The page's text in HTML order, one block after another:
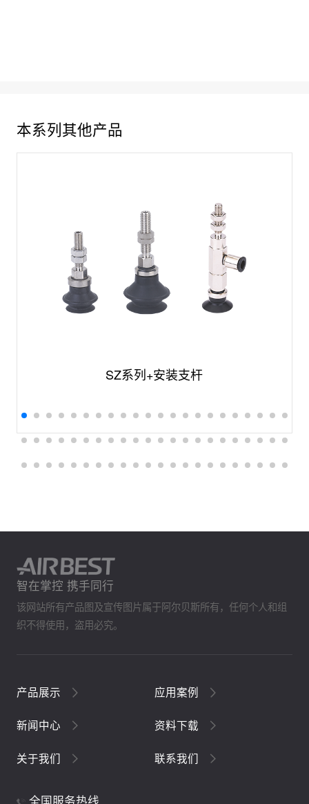
本系列其他产品
SZ系列+安装支杆
智在掌控 携手同行
该网站所有产品图及宣传图片属于阿尔贝斯所有，任何个人和组
织不得使用，盗用必究。
产品展示 应用案例
新闻中心 资料下载
关于我们 联系我们